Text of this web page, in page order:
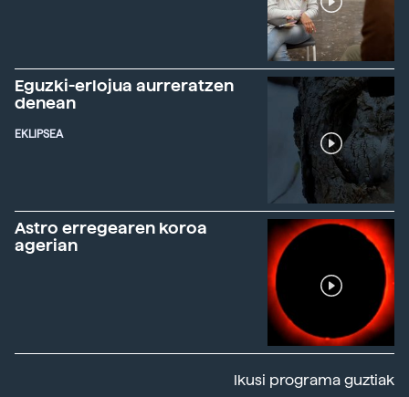
Eguzki-erlojua aurreratzen
denean
EKLIPSEA
Astro erregearen koroa
agerian
Ikusi programa guztiak